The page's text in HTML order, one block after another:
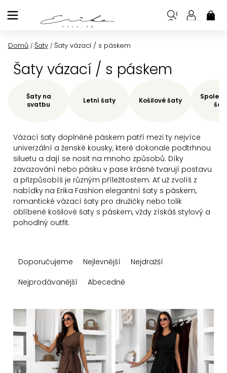
na
Domů / Šaty / Šaty vázací / s páskem
Šaty vázací / s páskem
Vázací šaty doplněné páskem patří mezi ty nejvíce
univerzální a ženské kousky, které dokonale podtrhnou
siluetu a dají se nosit na mnoho způsobů. Díky
zavazování nebo pásku v pase krásně tvarují postavu
a přizpůsobíš je různým příležitostem. Ať už zvolíš z
nabídky na Erika Fashion elegantní šaty s páskem,
romantické vázací šaty pro družičky nebo tolik
oblíbené košilové šaty s páskem, vždy získáš stylový a
pohodlný outfit.
Šaty na
svatbu
Letní šaty Košilové šaty
a
n
í
p
r
Doporučujeme Nejlevnější
Nejdražší
Nejprodávanější
Abecedně
V
ý
p
i